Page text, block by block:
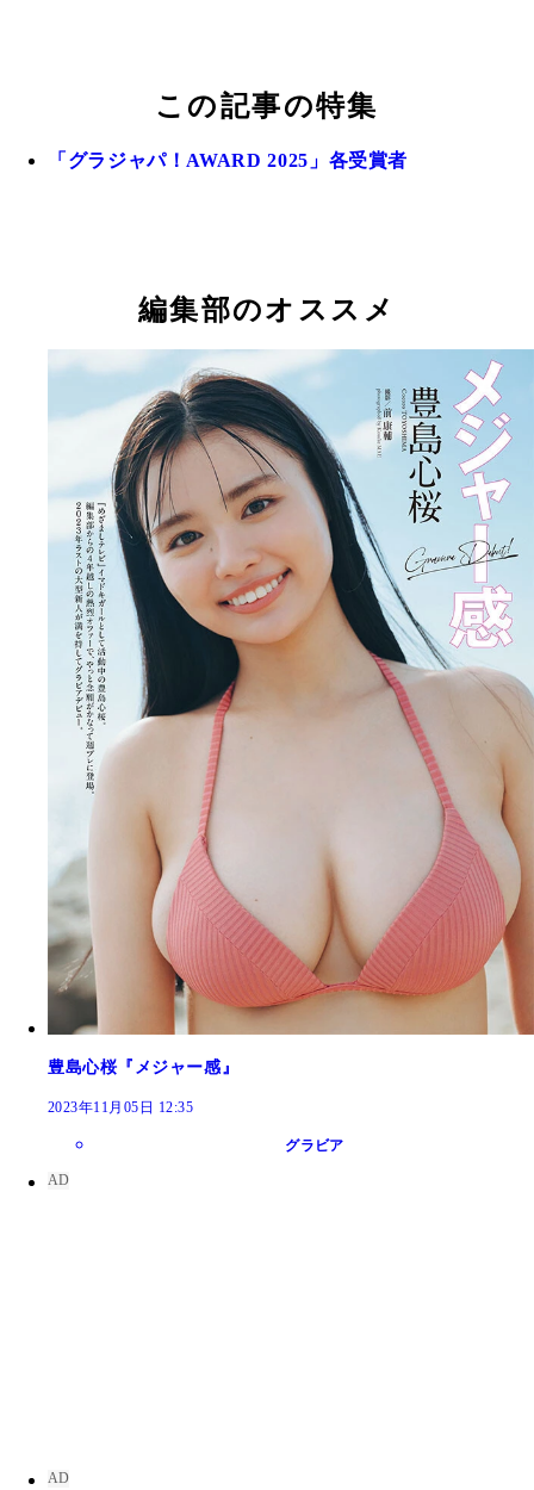
この記事の特集
「グラジャパ！AWARD 2025」各受賞者
編集部のオススメ
豊島心桜『メジャー感』
2023年11月05日 12:35
グラビア